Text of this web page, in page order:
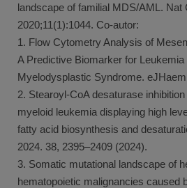
landscape of familial MDS/AML. Nat
2020;11(1):1044. Co-autor:
1. Flow Cytometry Analysis of
A Predictive Biomarker for
Myelodysplastic Syndrome.
2. Stearoyl-CoA desaturase
myeloid leukemia displaying high
fatty acid biosynthesis and
2024. 38, 2395–2409 (2024).
3. Somatic mutational landscape of
hematopoietic malignancies caused